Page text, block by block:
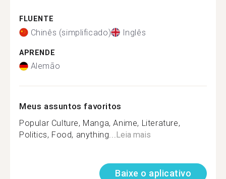
FLUENTE
Chinês (simplificado) Inglês
APRENDE
Alemão
Meus assuntos favoritos
Popular Culture, Manga, Anime, Literature,
Politics, Food, anything...Leia mais
Baixe o aplicativo